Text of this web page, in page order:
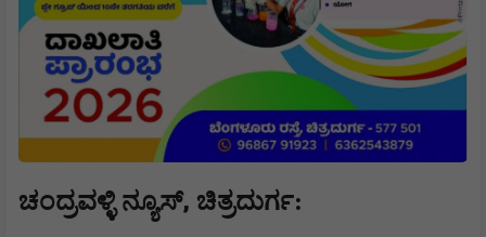
ಚಂದ್ರವಳ್ಳಿ ನ್ಯೂಸ್, ಚಿತ್ರದುರ್ಗ: